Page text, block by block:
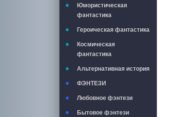
Юмористическая
фантастика
Героическая фантастика
Космическая
фантастика
Альтернативная история
ФЭНТЕЗИ
Любовное фэнтези
Бытовое фэнтези